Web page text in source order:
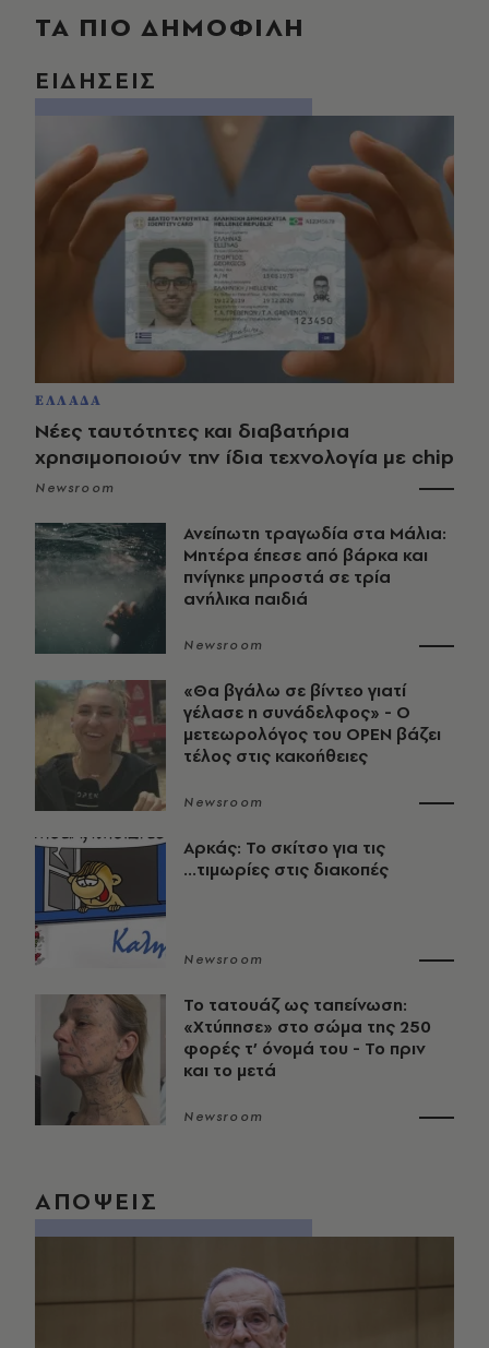
ΤΑ ΠΙΟ ΔΗΜΟΦΙΛΗ
ΕΙΔΗΣΕΙΣ
ΕΛΛΑΔΑ
Νέες ταυτότητες και διαβατήρια
χρησιμοποιούν την ίδια τεχνολογία με chip
Newsroom
Ανείπωτη τραγωδία στα Μάλια:
Μητέρα έπεσε από βάρκα και
πνίγηκε μπροστά σε τρία
ανήλικα παιδιά
Newsroom
«Θα βγάλω σε βίντεο γιατί
γέλασε η συνάδελφος» - Ο
μετεωρολόγος του OPEN βάζει
τέλος στις κακοήθειες
Newsroom
Αρκάς: Το σκίτσο για τις
...τιμωρίες στις διακοπές
Newsroom
Το τατουάζ ως ταπείνωση:
«Χτύπησε» στο σώμα της 250
φορές τ’ όνομά του - Το πριν
και το μετά
Newsroom
ΑΠΟΨΕΙΣ